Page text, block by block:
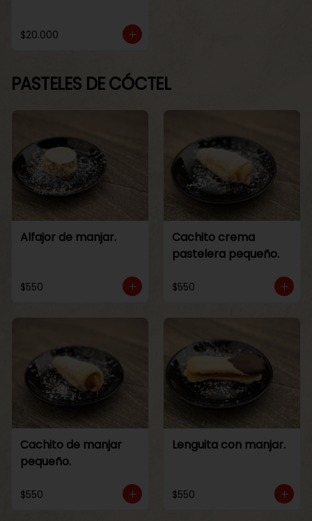
$20.000
PASTELES DE CÓCTEL
Alfajor de manjar.
$550
Cachito crema
pastelera pequeño.
$550
Cachito de manjar
pequeño.
$550
Lenguita con manjar.
$550